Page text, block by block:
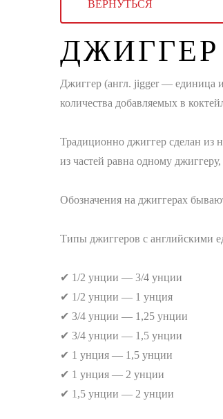
ВЕРНУТЬСЯ
ДЖИГГЕР
Джиггер (англ. jigger — единица
количества добавляемых в
Традиционно джиггер сделан из
из частей равна одному
Обозначения на джиггерах
Типы джиггеров с английскими
✔ 1/2 унции — 3/4 унции
✔ 1/2 унции — 1 унция
✔ 3/4 унции — 1,25 унции
✔ 3/4 унции — 1,5 унции
✔ 1 унция — 1,5 унции
✔ 1 унция — 2 унции
✔ 1,5 унции — 2 унции